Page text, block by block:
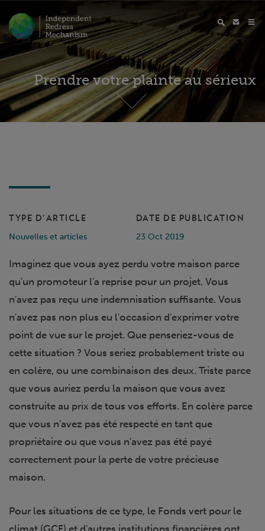
Prendre votre plainte au sérieux
TYPE D'ARTICLE
Nouvelles et articles
DATE DE PUBLICATION
23 Oct 2019
Imaginez que vous ayez perdu votre maison parce
qu'un promoteur l'a reprise pour un projet. Vous
n'avez pas reçu une indemnisation suffisante. Vous
n'avez pas non plus eu l'occasion d'exprimer votre
point de vue sur le projet. Que penseriez-vous de
cette situation ? Vous seriez probablement triste ou
en colère, ou une combinaison des deux. Triste parce
que vous auriez perdu la maison que vous avez
construite au prix de tous vos efforts. En colère parce
que vous n'avez pas été respecté en tant que
propriétaire ou que vous n'avez pas été payé
correctement pour la perte de votre précieuse
maison.
Pour les situations de ce type, le Fonds vert pour le
climat (GCF) et d'autres institutions financières ont